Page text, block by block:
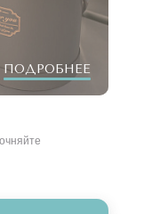
ПОДРОБНЕЕ